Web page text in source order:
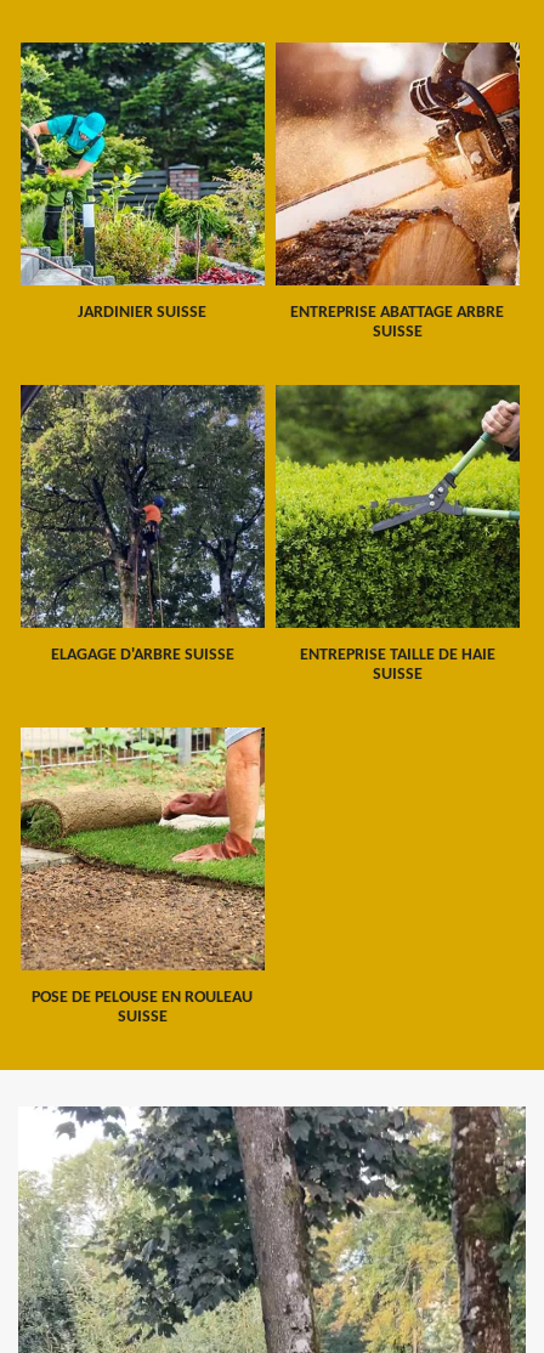
JARDINIER SUISSE
ENTREPRISE ABATTAGE ARBRE
SUISSE
ELAGAGE D'ARBRE SUISSE
ENTREPRISE TAILLE DE HAIE
SUISSE
POSE DE PELOUSE EN ROULEAU
SUISSE